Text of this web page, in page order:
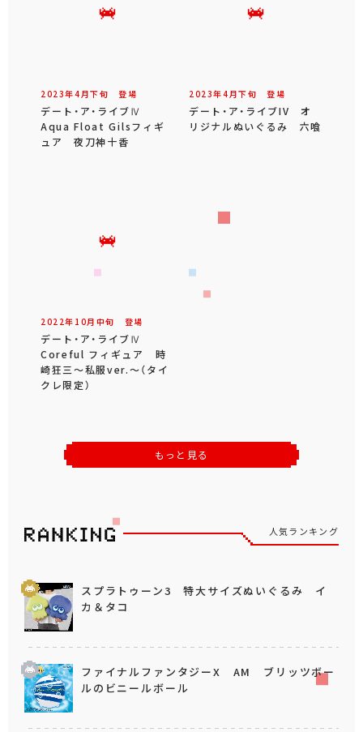
2023年4 月下旬 登場
デート・ア・ライブⅣ
Aqua Float Gilsフィギ
ュア 夜刀神十香
2023年4 月下旬 登場
デート・ア・ライブIV オ
リジナルぬいぐるみ 六喰
2022年 10月 中旬 登場
デート・ア・ライブⅣ
Coreful フィギュア 時
崎狂三～私服ver.～（タイ
クレ限定）
もっと見る
人気ランキング
スプラトゥーン3 特大サイズぬいぐるみ イ
カ＆タコ
ファイナルファンタジーX AM ブリッツボー
ルのビニールボール